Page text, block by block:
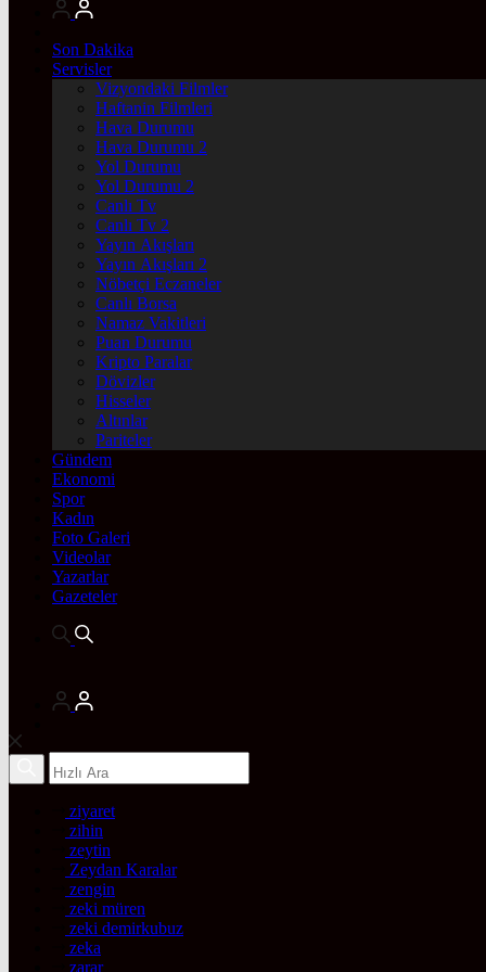
Son Dakika
Servisler
Vizyondaki Filmler
Haftanin Filmleri
Hava Durumu
Hava Durumu 2
Yol Durumu
Yol Durumu 2
Canlı Tv
Canlı Tv 2
Yayın Akışları
Yayın Akışları 2
Nöbetçi Eczaneler
Canlı Borsa
Namaz Vakitleri
Puan Durumu
Kripto Paralar
Dövizler
Hisseler
Altınlar
Pariteler
Gündem
Ekonomi
Spor
Kadın
Foto Galeri
Videolar
Yazarlar
Gazeteler
ziyaret
zihin
zeytin
Zeydan Karalar
zengin
zeki müren
zeki demirkubuz
zeka
zarar